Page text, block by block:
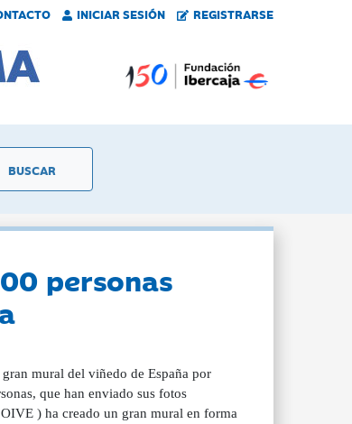
INICIAR SESIÓN REGISTRARSE
personas
mural del viñedo de España por
que han enviado sus fotos
) ha creado un gran mural en forma